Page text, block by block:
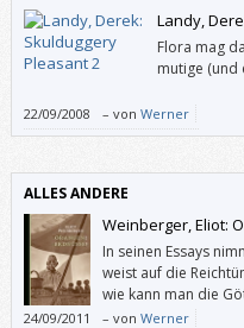
Landy,
Flora mag
mutige (und
22/09/2008 – von Werner
ALLES ANDERE
Weinberger, Eliot:
In seinen Essays
weist auf die
wie kann man die
unter einen Hut
24/09/2011 – von Werner